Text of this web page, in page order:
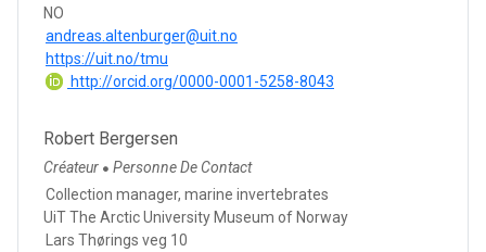
NO
andreas.altenburger@uit.no
https://uit.no/tmu
http://orcid.org/0000-0001-5258-8043
Robert Bergersen
Créateur ● Personne De Contact
Collection manager, marine invertebrates
UiT The Arctic University Museum of Norway
Lars Thørings veg 10